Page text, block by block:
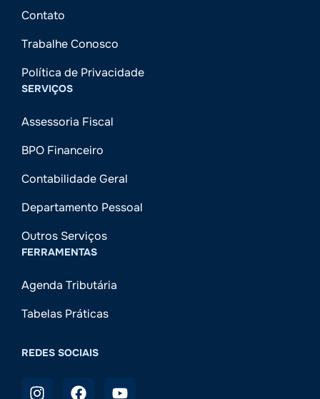
Contato
Trabalhe Conosco
Política de Privacidade
SERVIÇOS
Assessoria Fiscal
BPO Financeiro
Contabilidade Geral
Departamento Pessoal
Outros Serviços
FERRAMENTAS
Agenda Tributária
Tabelas Práticas
REDES SOCIAIS